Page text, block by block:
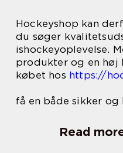
Hockeyshop kan
du søger
ishockeyoplevelse.
produkter og en høj
købet hos https://
få en både sikker
Read